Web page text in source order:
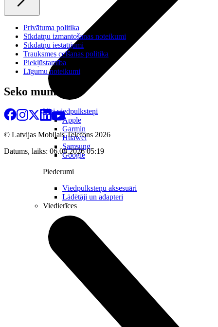
Visi viedpulksteņi
Apple
Garmin
Huawei
Samsung
Google
Piederumi
Viedpulksteņu aksesuāri
Lādētāji un adapteri
Viedierīces
Privātuma politika
Sīkdatņu izmantošanas noteikumi
Sīkdatņu iestatījumi
Trauksmes celšanas politika
Piekļūstamība
Līgumu noteikumi
Seko mums
© Latvijas Mobilais Telefons 2026
Datums, laiks: 06.08.2026 05:19